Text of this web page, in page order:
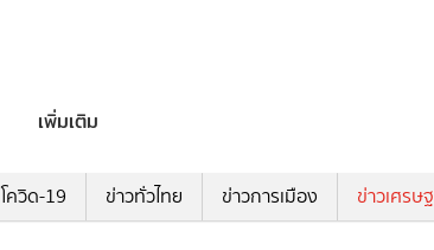
เพิ่มเติม
โควิด-19 ข่าวทั่วไทย ข่าวการเมือง ข่าวเศรษ